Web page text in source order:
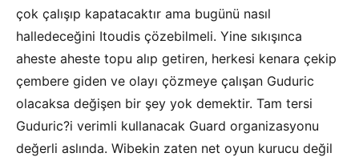
çok çalışıp kapatacaktır ama bugünü nasıl
halledeceğini Itoudis çözebilmeli. Yine sıkışınca
aheste aheste topu alıp getiren, herkesi kenara çekip
çembere giden ve olayı çözmeye çalışan Guduric
olacaksa değişen bir şey yok demektir. Tam tersi
Guduric?i verimli kullanacak Guard organizasyonu
değerli aslında. Wibekin zaten net oyun kurucu değil